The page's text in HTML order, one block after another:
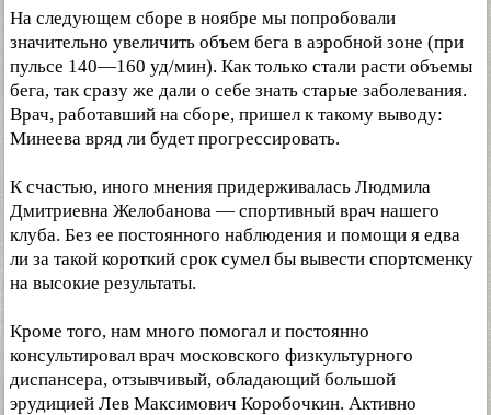
На следующем сборе в ноябре мы попробовали
значительно увеличить объем бега в аэробной зоне (при
пульсе 140—160 уд/мин). Как только стали расти объемы
бега, так сразу же дали о себе знать старые заболевания.
Врач, работавший на сборе, пришел к такому выводу:
Минеева вряд ли будет прогрессировать.
К счастью, иного мнения придерживалась Людмила
Дмитриевна Желобанова — спортивный врач нашего
клуба. Без ее постоянного наблюдения и помощи я едва
ли за такой короткий срок сумел бы вывести спортсменку
на высокие результаты.
Кроме того, нам много помогал и постоянно
консультировал врач московского физкультурного
диспансера, отзывчивый, обладающий большой
эрудицией Лев Максимович Коробочкин. Активно